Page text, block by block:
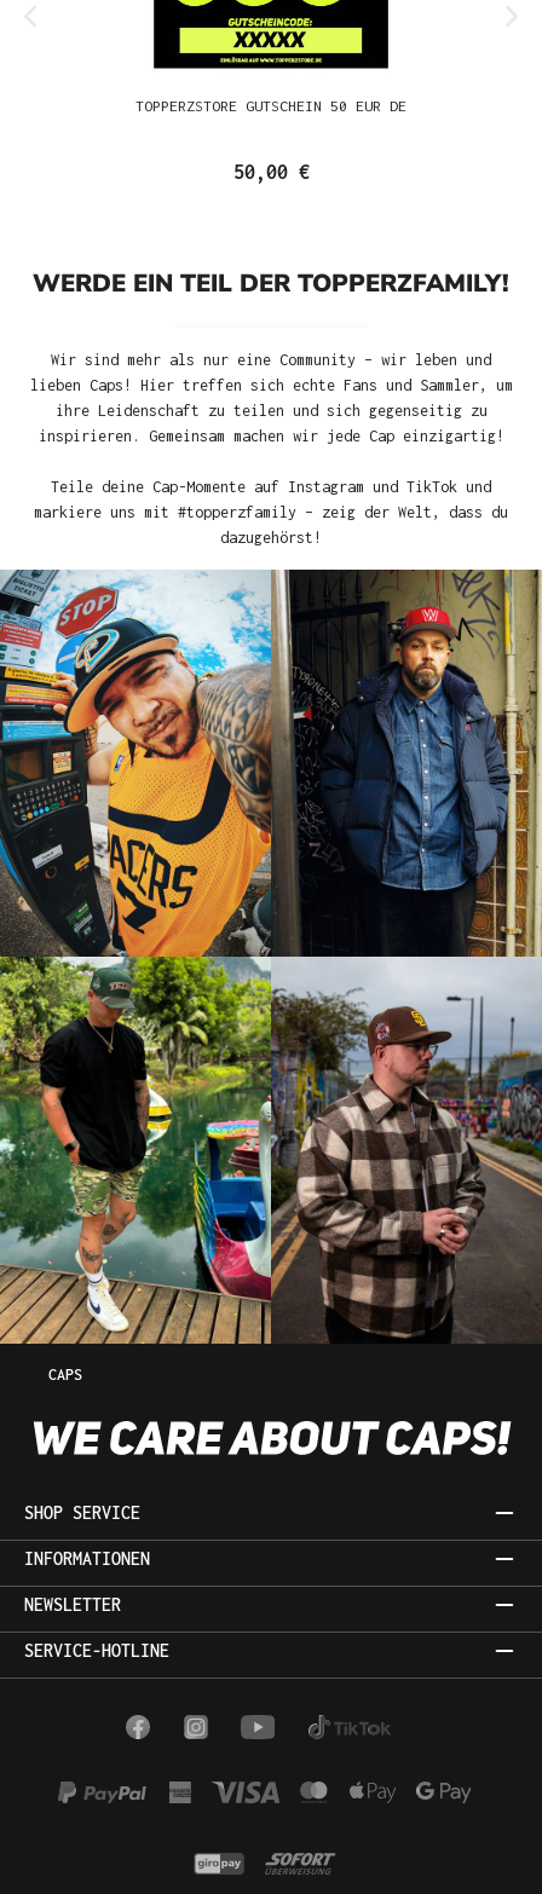
TOPPERZSTORE GUTSCHEIN 50 EUR DE
50,00 €
WERDE EIN TEIL DER TOPPERZFAMILY!
Wir sind mehr als nur eine Community – wir leben und
lieben Caps! Hier treffen sich echte Fans und Sammler, um
ihre Leidenschaft zu teilen und sich gegenseitig zu
inspirieren. Gemeinsam machen wir jede Cap einzigartig!
Teile deine Cap-Momente auf Instagram und TikTok und
markiere uns mit #topperzfamily – zeig der Welt, dass du
dazugehörst!
CAPS
SHOP SERVICE
INFORMATIONEN
NEWSLETTER
SERVICE-HOTLINE